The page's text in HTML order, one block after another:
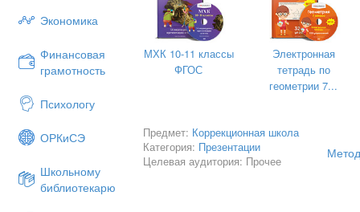
Экономика
Финансовая
грамотность
Психологу
ОРКиСЭ
Школьному
библиотекарю
различным причинам совсем, в том
МХК 10-11 классы
ФГОС
Электронная
тетрадь по
геометрии 7...
Предмет: Коррекционная школа
Категория: Презентации
Целевая аудитория: Прочее